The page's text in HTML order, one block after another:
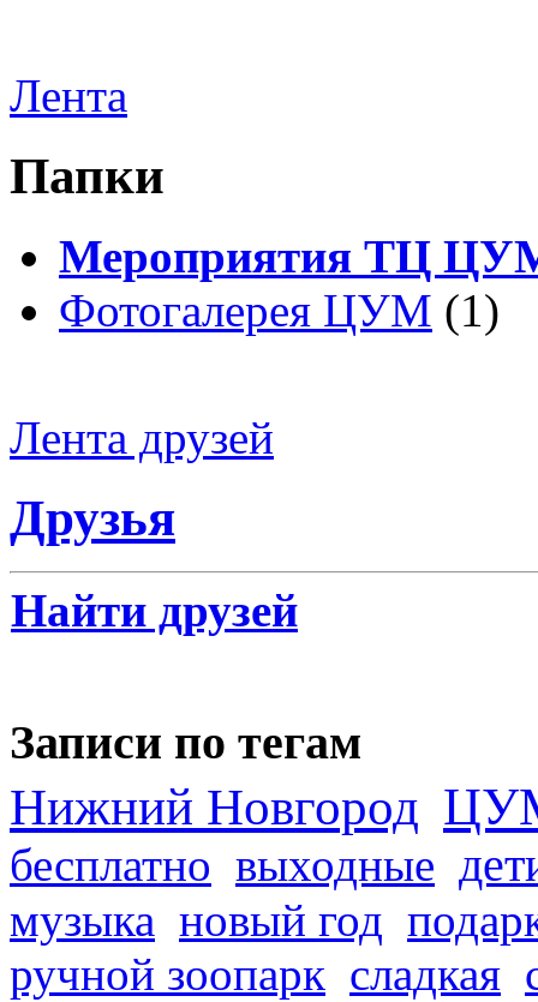
Лента
Папки
Мероприятия ТЦ
Фотогалерея ЦУМ (1)
Лента друзей
Друзья
Найти друзей
Записи по тегам
Нижний Новгород
бесплатно выходные
музыка новый год
ручной зоопарк сладкая